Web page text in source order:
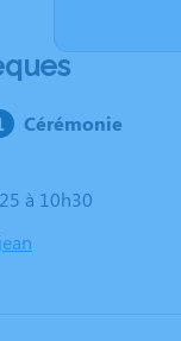
Cérémonie
à 10h30